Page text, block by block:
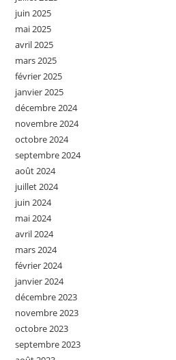
juin 2025
mai 2025
avril 2025
mars 2025
février 2025
janvier 2025
décembre 2024
novembre 2024
octobre 2024
septembre 2024
août 2024
juillet 2024
juin 2024
mai 2024
avril 2024
mars 2024
février 2024
janvier 2024
décembre 2023
novembre 2023
octobre 2023
septembre 2023